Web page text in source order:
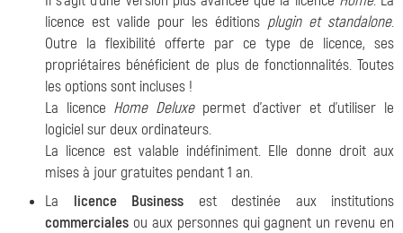
licence est valide pour les éditions plugin et standalone.
Outre la flexibilité offerte par ce type de licence, ses
propriétaires bénéficient de plus de fonctionnalités. Toutes
les options sont incluses !
La licence Home Deluxepermet d'activer et d'utiliser le
logiciel sur deux ordinateurs.
La licence est valable indéfiniment. Elle donne droit aux
mises à jour gratuites pendant 1 an.
La licence Business est destinée aux institutions
commerciales ou aux personnes qui gagnent un revenu en